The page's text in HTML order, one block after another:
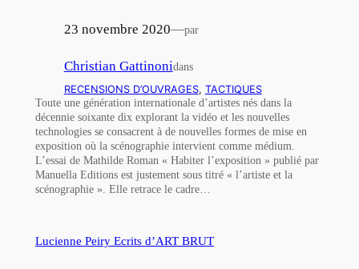
23 novembre 2020—par
Christian Gattinonidans
RECENSIONS D’OUVRAGES, TACTIQUES
Toute une génération internationale d’artistes nés dans la
décennie soixante dix explorant la vidéo et les nouvelles
technologies se consacrent à de nouvelles formes de mise en
exposition où la scénographie intervient comme médium.
L’essai de Mathilde Roman « Habiter l’exposition » publié par
Manuella Editions est justement sous titré « l’artiste et la
scénographie ». Elle retrace le cadre…
Lucienne Peiry Ecrits d’ART BRUT